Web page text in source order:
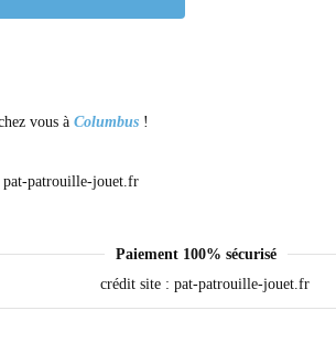
vous àColumbus !
Paiement 100% sécurisé